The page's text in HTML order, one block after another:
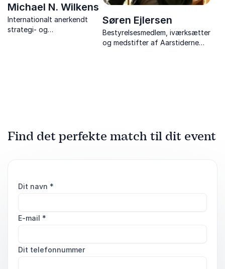
Michael N. Wilkens
Internationalt anerkendt
strategi- og
Søren Ejlersen
Bestyrelsesmedlem, iværksætter
og medstifter af Aarstiderne
Find det perfekte match til dit event
Dit navn *
E-mail *
Dit telefonnummer